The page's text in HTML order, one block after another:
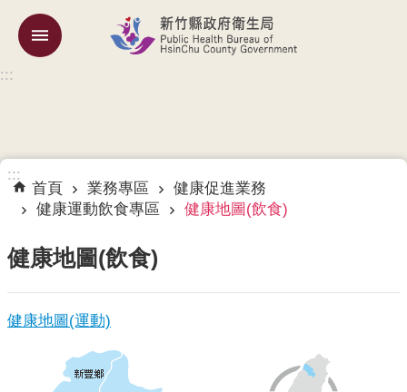
跳到主要內容區塊
訊
息
告
專
:::
:::
首頁 業務專區
健康促進業務
健康運動飲食專區
健康地圖(飲食)
健康地圖(飲食)
健康地圖(運動)